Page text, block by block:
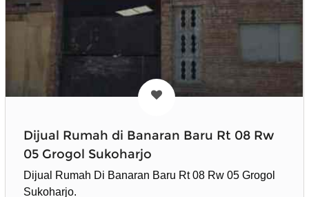
Dijual Rumah di Banaran Baru Rt 08 Rw
05 Grogol Sukoharjo
Dijual Rumah Di Banaran Baru Rt 08 Rw 05 Grogol
Sukoharjo.